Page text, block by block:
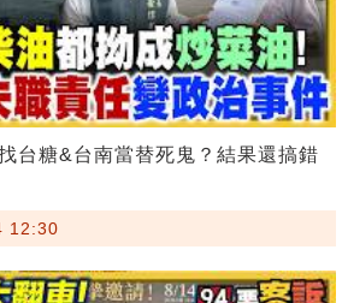
台糖&台南當替死鬼？結果還搞錯
12:30